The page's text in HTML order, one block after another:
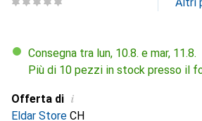
Consegna tra lun, 10.8. e mar, 11.8.
Più di 10 pezzi in stock presso il
Offerta di i
Eldar Store CH